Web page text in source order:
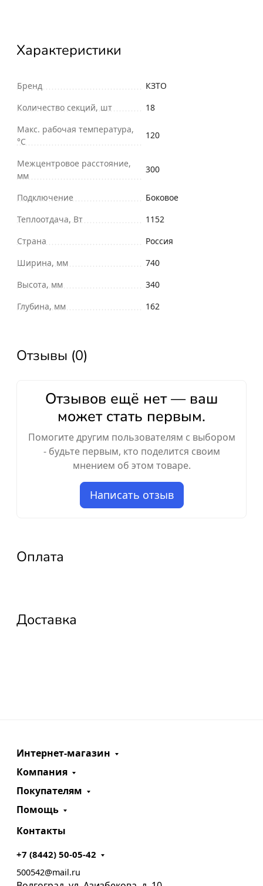
Характеристики
Бренд
КЗТО
Количество секций, шт
18
Макс. рабочая температура,
°С
120
Межцентровое расстояние,
мм
300
Подключение
Боковое
Теплоотдача, Вт
1152
Страна
Россия
Ширина, мм
740
Высота, мм
340
Глубина, мм
162
Отзывы (0)
Отзывов ещё нет — ваш
может стать первым.
Помогите другим пользователям с выбором
- будьте первым, кто поделится своим
мнением об этом товаре.
Написать отзыв
Оплата
Доставка
Интернет-магазин
Компания
Покупателям
Помощь
Контакты
+7 (8442) 50-05-42
500542@mail.ru